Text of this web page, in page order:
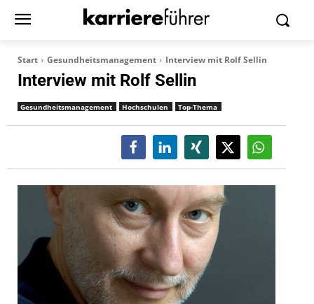
Start Gesundheitsmanagement Interview mit Rolf Sellin
Interview mit Rolf Sellin
Gesundheitsmanagement Hochschulen Top-Thema